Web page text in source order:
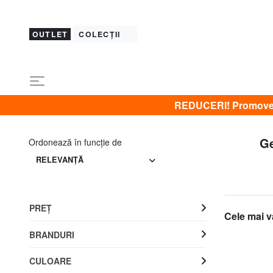
OUTLET COLECȚII
REDUCERI!
Ordonează în funcţie de
RELEVANŢĂ
Cele mai
PREŢ
BRANDURI
CULOARE